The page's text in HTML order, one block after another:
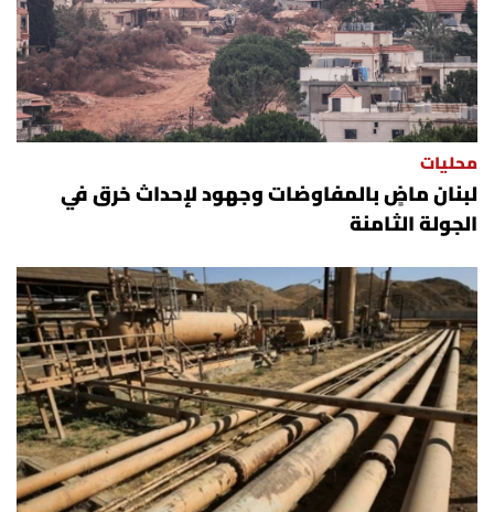
محليات
لبنان ماضٍ بالمفاوضات وجهود لإحداث خرق في
الجولة الثامنة